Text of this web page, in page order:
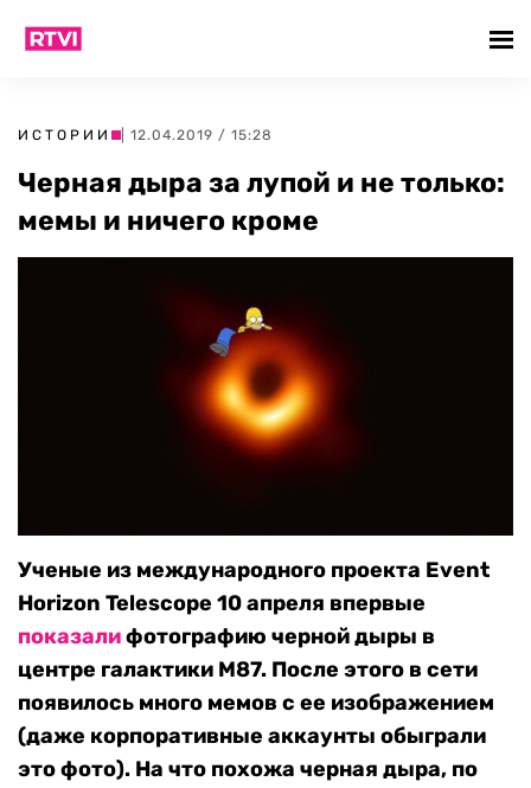
ИСТОРИИ | 12.04.2019 / 15:28
Черная дыра за лупой и не только:
мемы и ничего кроме
Ученые из международного проекта Event
Horizon Telescope 10 апреля впервые
показалифотографию черной дыры в
центре галактики М87. После этого в сети
появилось много мемов с ее изображением
(даже корпоративные аккаунты обыграли
это фото). На что похожа черная дыра, по